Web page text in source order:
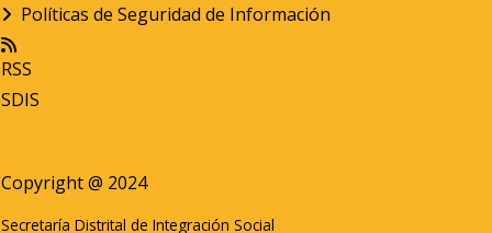
Políticas de Seguridad de Información
RSS
SDIS
Copyright @ 2024
Secretaría Distrital de Integración Social